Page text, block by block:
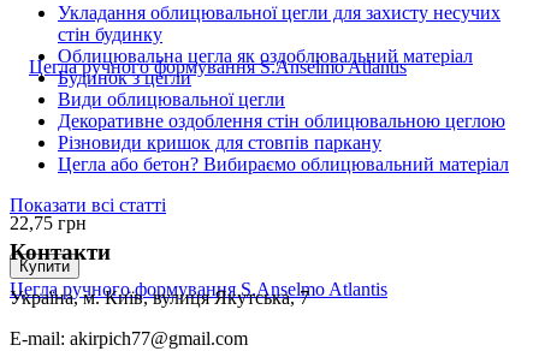
22,75 грн
Купити
Цегла ручного формування S.Anselmo Atlantis
Укладання облицювальної цегли для захисту несучих
стін будинку
Облицювальна цегла як оздоблювальний матеріал
Будинок з цегли
Види облицювальної цегли
Декоративне оздоблення стін облицювальною цеглою
Різновиди кришок для стовпів паркану
Цегла або бетон? Вибираємо облицювальний матеріал
Показати всі статті
Контакти
Україна, м. Київ, вулиця Якутська, 7
E-mail: akirpich77@gmail.com